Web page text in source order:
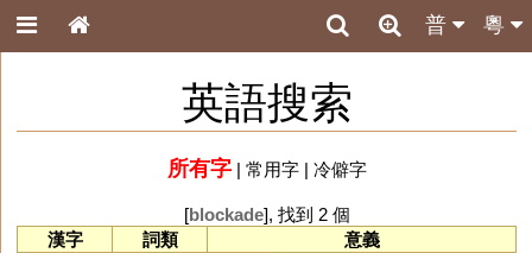
粵
普
英語搜索
所有字| 常用字| 冷僻字
[blockade], 找到 2 個
漢字
詞類 意義